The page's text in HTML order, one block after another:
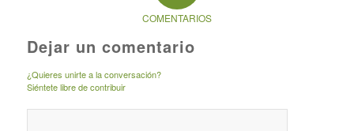
COMENTARIOS
Dejar un comentario
¿Quieres unirte a la conversación?
Siéntete libre de contribuir